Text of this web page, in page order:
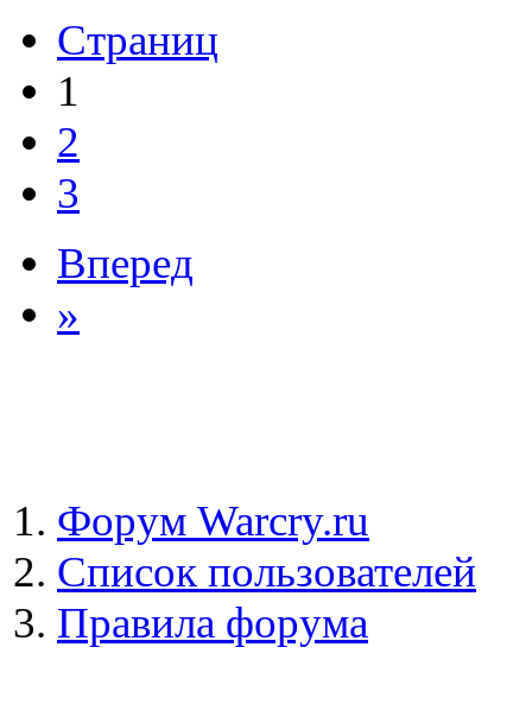
Страниц
1
2
3
Вперед
»
Форум Warcry.ru
Список пользователей
Правила форума